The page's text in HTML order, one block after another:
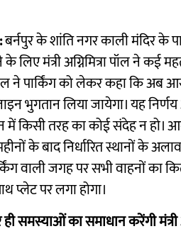
बर्नपुर के शांति नगर काली मंदिर के
के लिए मंत्री अग्निमित्रा पॉल ने कई
पॉल ने पार्किंग को लेकर कहा कि
भुगतान लिया जायेगा। यह
किसी तरह का कोई संदेह न हो।
के बाद निर्धारित स्थानों के
वाली जगह पर सभी वाहनों का
प्लेट पर लगा होगा।
समस्याओं का समाधान करेंगी मंत्री